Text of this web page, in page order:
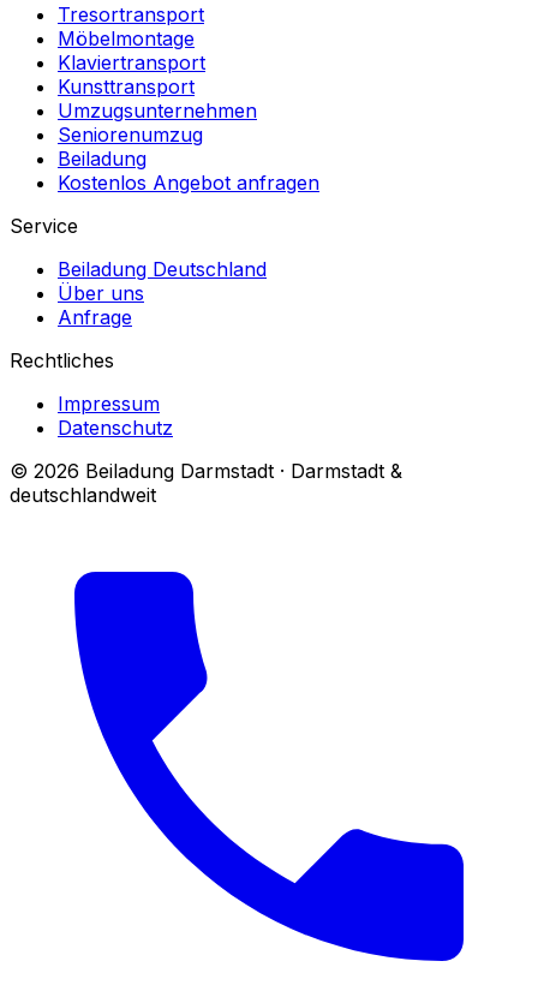
Tresortransport
Möbelmontage
Klaviertransport
Kunsttransport
Umzugsunternehmen
Seniorenumzug
Beiladung
Kostenlos Angebot anfragen
Service
Beiladung Deutschland
Über uns
Anfrage
Rechtliches
Impressum
Datenschutz
© 2026 Beiladung Darmstadt · Darmstadt &
deutschlandweit